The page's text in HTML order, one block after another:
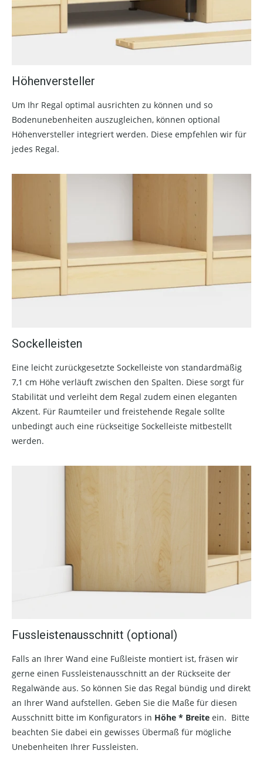
Höhenversteller
Um Ihr Regal optimal ausrichten zu können und so
Bodenunebenheiten auszugleichen, können optional
Höhenversteller integriert werden. Diese empfehlen wir für
jedes Regal.
Sockelleisten
Eine leicht zurückgesetzte Sockelleiste von standardmäßig
7,1 cm Höhe verläuft zwischen den Spalten. Diese sorgt für
Stabilität und verleiht dem Regal zudem einen eleganten
Akzent. Für Raumteiler und freistehende Regale sollte
unbedingt auch eine rückseitige Sockelleiste mitbestellt
werden.
Fussleistenausschnitt (optional)
Falls an Ihrer Wand eine Fußleiste montiert ist, fräsen wir
gerne einen Fussleistenausschnitt an der Rückseite der
Regalwände aus. So können Sie das Regal bündig und direkt
an Ihrer Wand aufstellen. Geben Sie die Maße für diesen
Ausschnitt bitte im Konfigurators in Höhe * Breite ein. Bitte
beachten Sie dabei ein gewisses Übermaß für mögliche
Unebenheiten Ihrer Fussleisten.